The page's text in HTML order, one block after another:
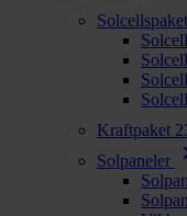
Solcellspaket
Kraftpaket
Solpaneler